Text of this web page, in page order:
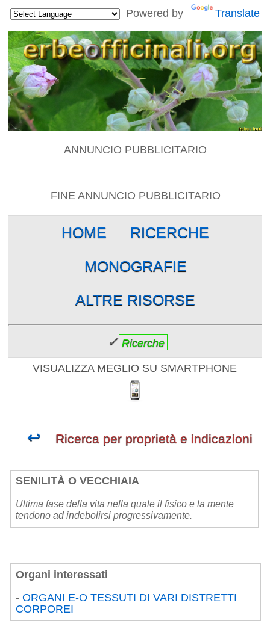
Powered by Translate
ANNUNCIO PUBBLICITARIO
FINE ANNUNCIO PUBBLICITARIO
HOME RICERCHE
MONOGRAFIE
ALTRE RISORSE
✓ Ricerche
VISUALIZZA MEGLIO SU SMARTPHONE
↩ Ricerca per proprietà e indicazioni
SENILITÀ O VECCHIAIA
Ultima fase della vita nella quale il fisico e la mente
tendono ad indebolirsi progressivamente.
Organi interessati
-ORGANI E-O TESSUTI DI VARI DISTRETTI
CORPOREI